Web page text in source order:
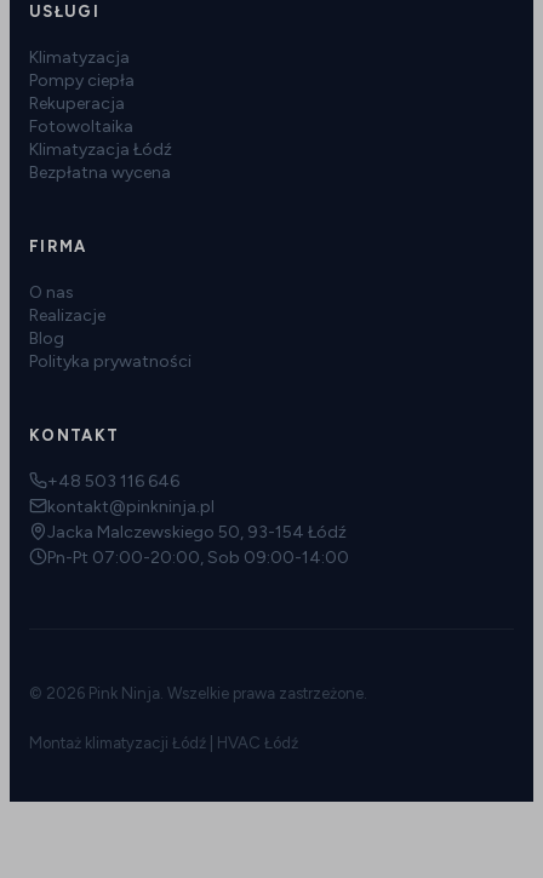
USŁUGI
Klimatyzacja
Pompy ciepła
Rekuperacja
Fotowoltaika
Klimatyzacja Łódź
Bezpłatna wycena
FIRMA
O nas
Realizacje
Blog
Polityka prywatności
KONTAKT
+48 503 116 646
kontakt@pinkninja.pl
Jacka Malczewskiego 50, 93-154 Łódź
Pn-Pt 07:00-20:00, Sob 09:00-14:00
© 2026 Pink Ninja. Wszelkie prawa zastrzeżone.
Montaż klimatyzacji Łódź | HVAC Łódź